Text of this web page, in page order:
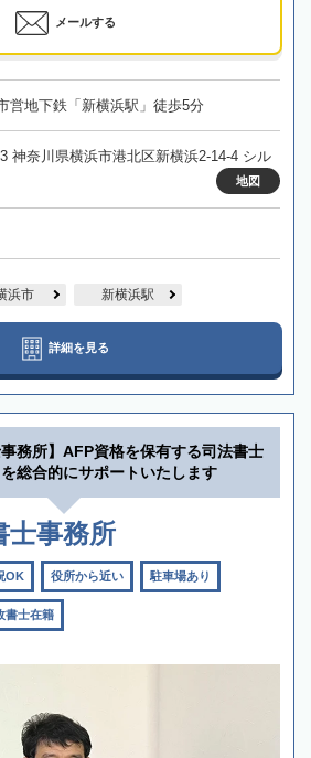
メールする
営地下鉄「新横浜駅」徒歩5分
神奈川県横浜市港北区新横浜2-14-4 シル
地図
浜市 新横浜駅
詳細を見る
事務所】AFP資格を保有する司法書士
総合的にサポートいたします
士事務所
OK 役所から近い 駐車場あり
書士在籍